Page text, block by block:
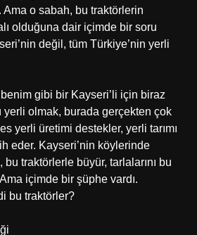
Ama o sabah, bu traktörlerin
olduğuna dair içimde bir soru
değil, tüm Türkiye’nin yerli
gibi bir Kayseri’li için biraz
olmak, burada gerçekten çok
yerli üretimi destekler, yerli tarımı
eder. Kayseri’nin köylerinde
traktörlerle büyür, tarlalarını bu
içimde bir şüphe vardı.
bu traktörler?